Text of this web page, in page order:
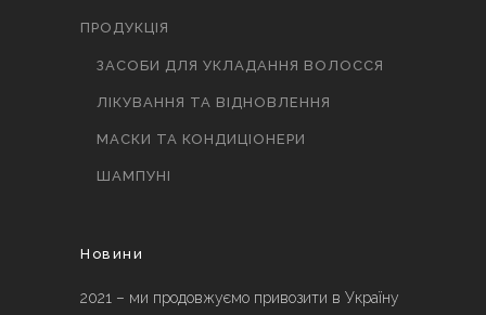
ПРОДУКЦІЯ
ЗАСОБИ ДЛЯ УКЛАДАННЯ ВОЛОССЯ
ЛІКУВАННЯ ТА ВІДНОВЛЕННЯ
МАСКИ ТА КОНДИЦІОНЕРИ
ШАМПУНІ
Новини
2021 – ми продовжуємо привозити в Україну